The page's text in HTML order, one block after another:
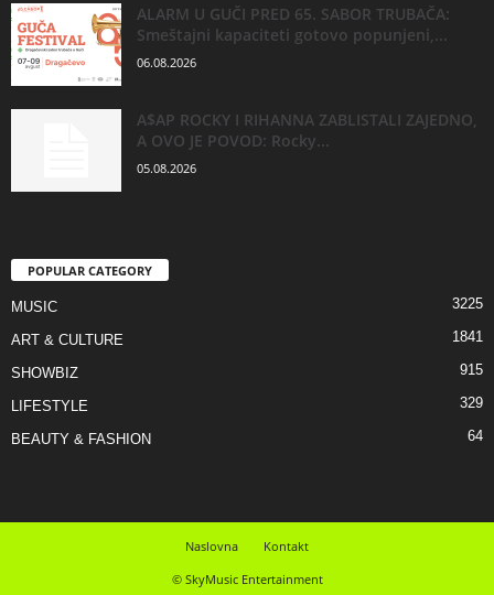
ALARM U GUČI PRED 65. SABOR TRUBAČA:
Smeštajni kapaciteti gotovo popunjeni,...
06.08.2026
A$AP ROCKY I RIHANNA ZABLISTALI ZAJEDNO,
A OVO JE POVOD: Rocky...
05.08.2026
POPULAR CATEGORY
MUSIC 3225
ART & CULTURE 1841
SHOWBIZ 915
LIFESTYLE 329
BEAUTY & FASHION 64
Naslovna
Kontakt
© SkyMusic Entertainment